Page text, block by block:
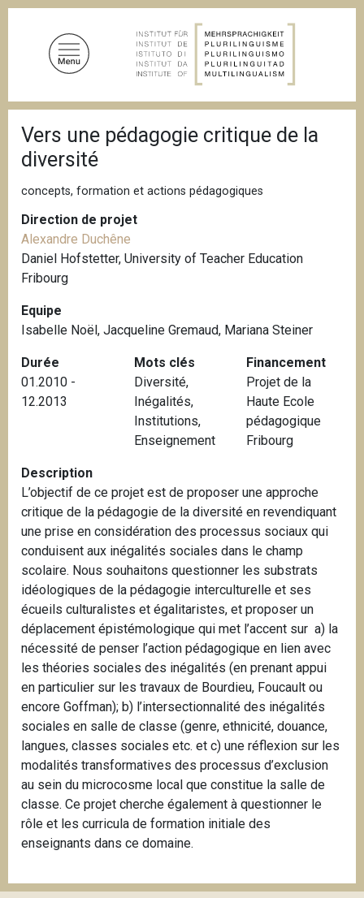
i
l
d
A
i
a
n
e
Vers une pédagogie critique de la
diversité
concepts, formation et actions pédagogiques
Direction de projet
Alexandre Duchêne
Daniel Hofstetter, University of Teacher Education
Fribourg
Equipe
Isabelle Noël, Jacqueline Gremaud, Mariana Steiner
Durée
01.2010 -
12.2013
Mots clés
Diversité,
Inégalités,
Institutions,
Enseignement
Financement
Projet de la
Haute Ecole
pédagogique
Fribourg
Description
L’objectif de ce projet est de proposer une approche
critique de la pédagogie de la diversité en revendiquant
une prise en considération des processus sociaux qui
conduisent aux inégalités sociales dans le champ
scolaire. Nous souhaitons questionner les substrats
idéologiques de la pédagogie interculturelle et ses
écueils culturalistes et égalitaristes, et proposer un
déplacement épistémologique qui met l’accent sur a) la
nécessité de penser l’action pédagogique en lien avec
les théories sociales des inégalités (en prenant appui
en particulier sur les travaux de Bourdieu, Foucault ou
encore Goffman); b) l’intersectionnalité des inégalités
sociales en salle de classe (genre, ethnicité, douance,
langues, classes sociales etc. et c) une réflexion sur les
modalités transformatives des processus d’exclusion
au sein du microcosme local que constitue la salle de
classe. Ce projet cherche également à questionner le
rôle et les curricula de formation initiale des
enseignants dans ce domaine.